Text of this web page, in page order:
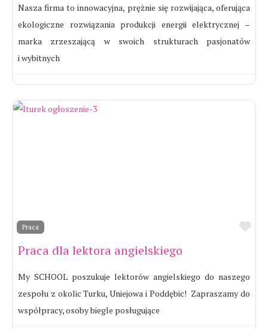
Nasza firma to innowacyjna, prężnie się rozwijająca, oferująca
ekologiczne rozwiązania produkcji energii elektrycznej –
marka zrzeszającą w swoich strukturach pasjonatów
i wybitnych
Praca
Praca dla lektora angielskiego
My SCHOOL poszukuje lektorów angielskiego do naszego
zespołu z okolic Turku, Uniejowa i Poddębic! Zapraszamy do
współpracy, osoby biegle posługujące